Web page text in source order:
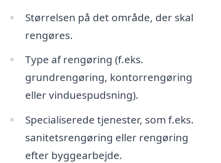
Størrelsen på det område, der skal
rengøres.
Type af rengøring (f.eks.
grundrengøring, kontorrengøring
eller vinduespudsning).
Specialiserede tjenester, som f.eks.
sanitetsrengøring eller rengøring
efter byggearbejde.